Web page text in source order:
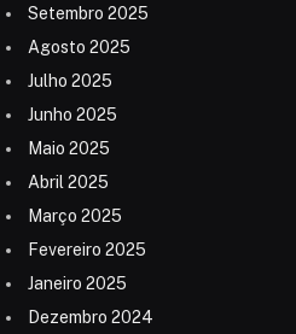
Setembro 2025
Agosto 2025
Julho 2025
Junho 2025
Maio 2025
Abril 2025
Março 2025
Fevereiro 2025
Janeiro 2025
Dezembro 2024